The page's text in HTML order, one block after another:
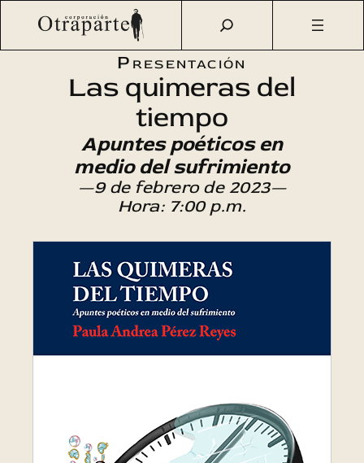
Saltar
Otraparte.org/ Agenda Cultural Literatura
Las quimeras
Presentación
Las quimeras del
tiempo
Apuntes poéticos en
medio del sufrimiento
—9 de febrero de 2023—
Hora: 7:00 p.m.